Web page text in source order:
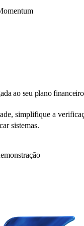
ao seu plano
simplifique a
sistemas.